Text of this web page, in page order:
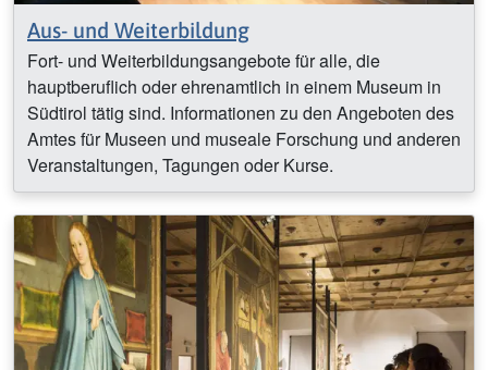
Aus- und Weiterbildung
Fort- und Weiterbildungsangebote für alle, die
hauptberuflich oder ehrenamtlich in einem Museum in
Südtirol tätig sind. Informationen zu den Angeboten des
Amtes für Museen und museale Forschung und anderen
Veranstaltungen, Tagungen oder Kurse.